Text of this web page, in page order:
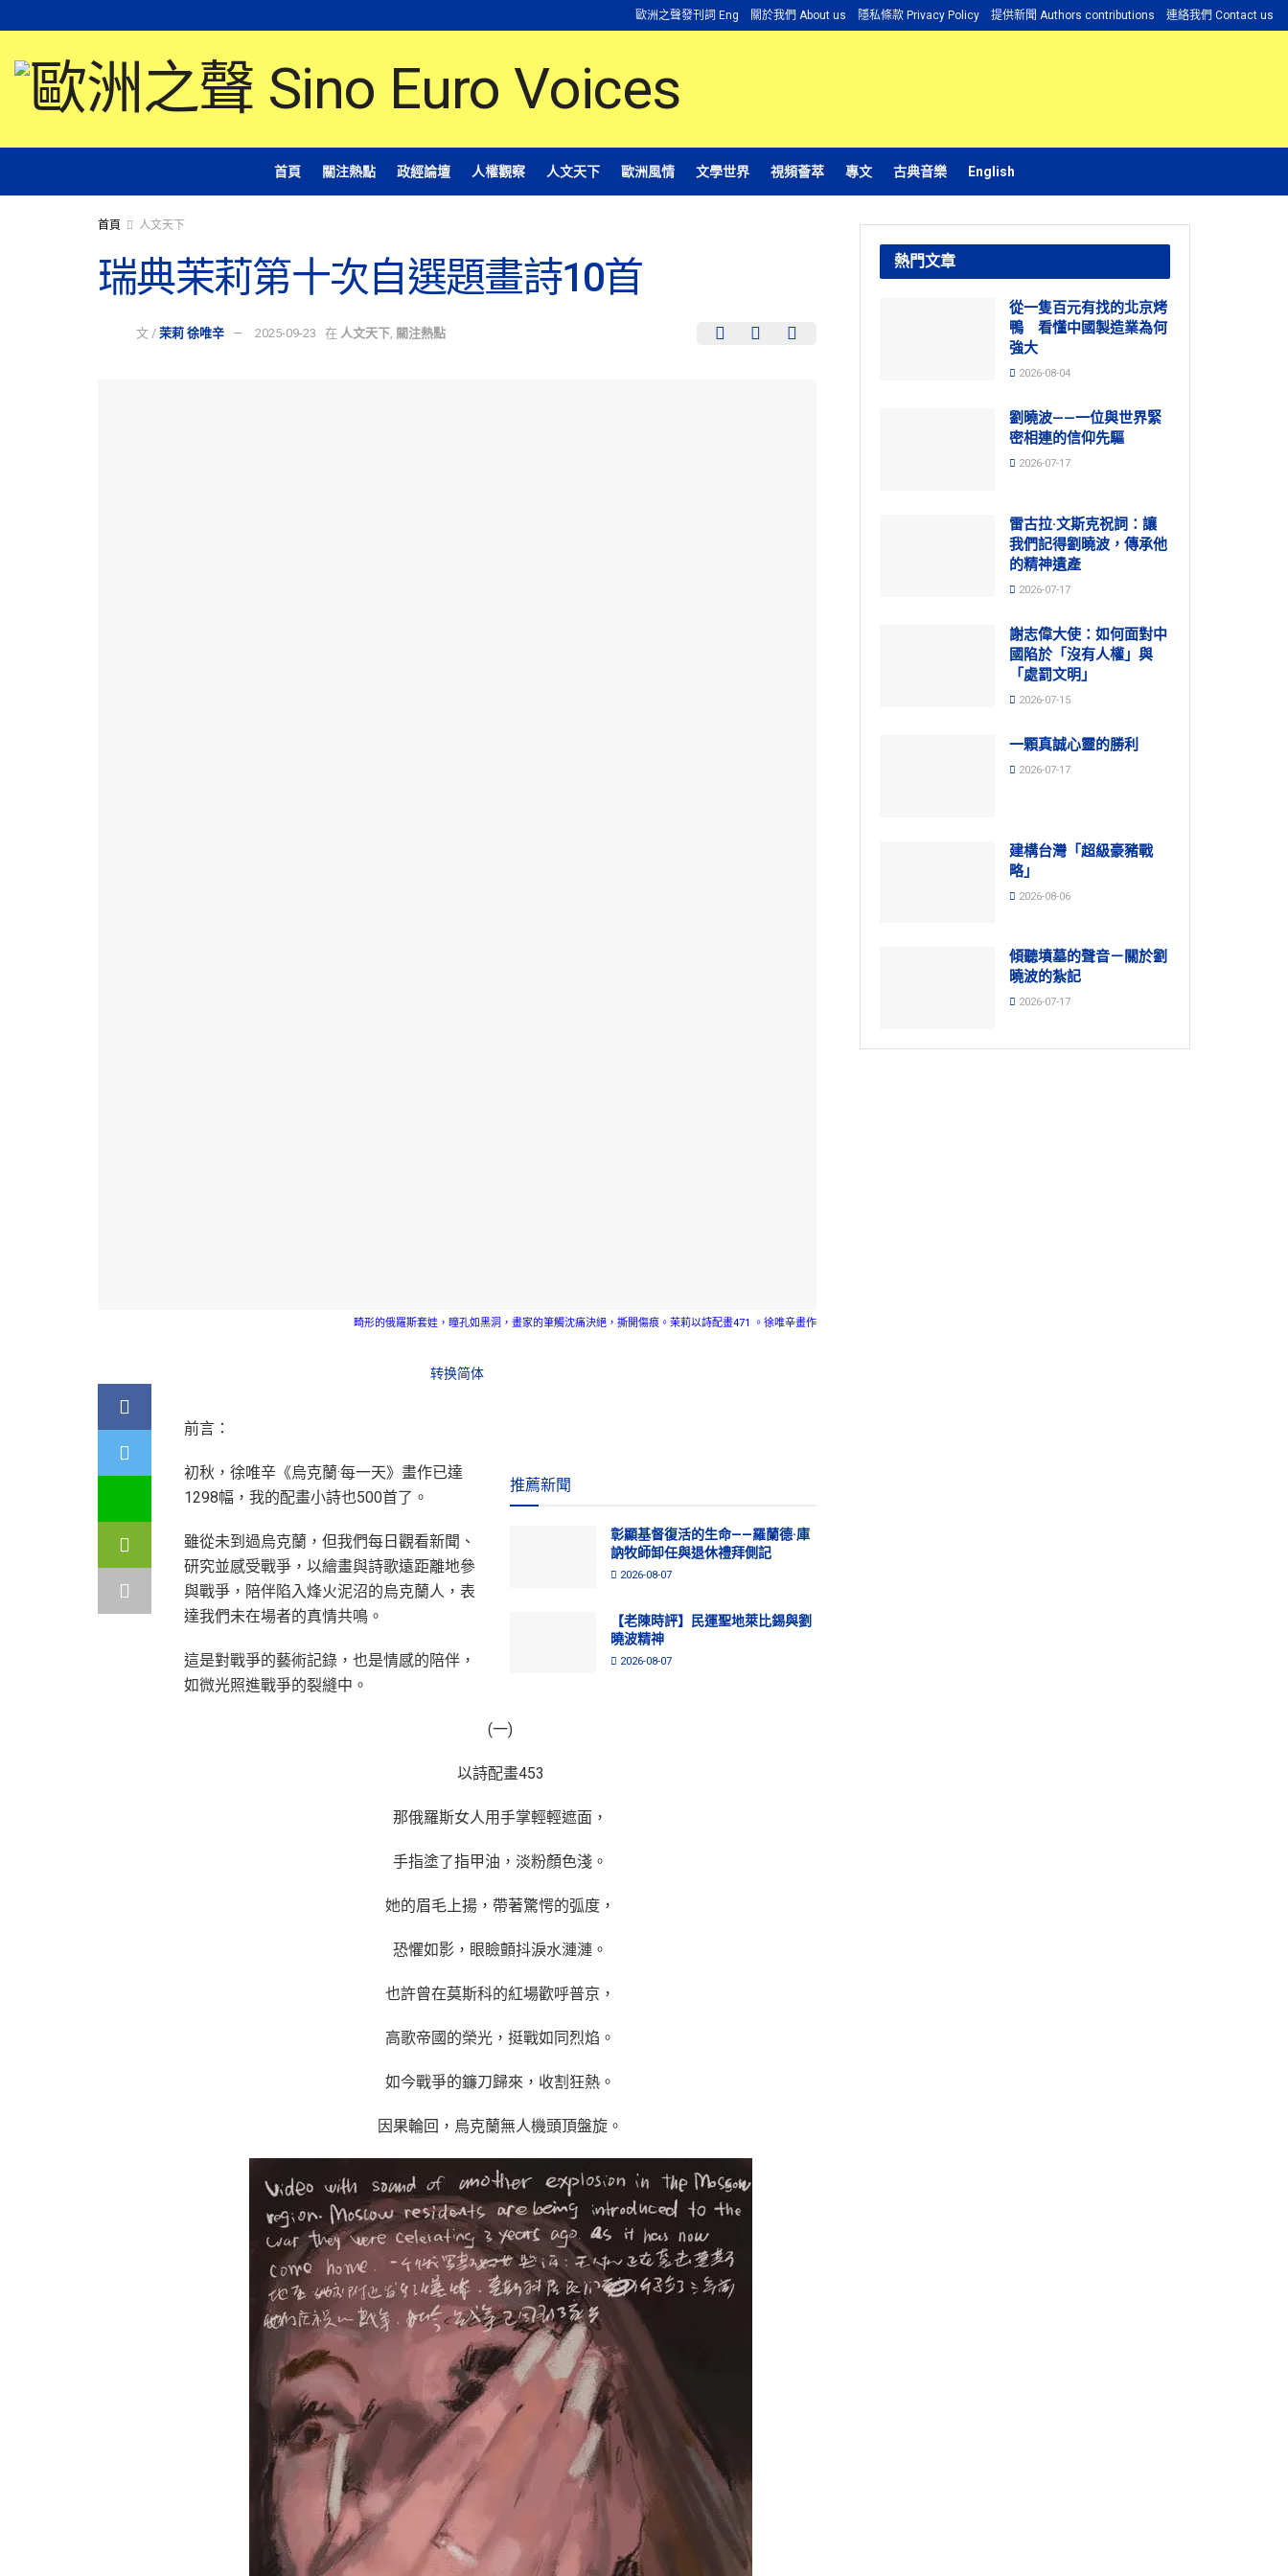
歐洲之聲發刊詞 Eng 關於我們 About us 隱私條款 Privacy Policy 提供新聞 Authors contributions 連絡我們 Contact us
首頁 關注熱點 政經論壇 人權觀察 人文天下 歐洲風情 文學世界 視頻薈萃 專文 古典音樂 English
首頁 人文天下
瑞典茉莉第十次自選題畫詩10首
文 / 茉莉 徐唯辛 2025-09-23 在 人文天下 關注熱點
畸形的俄羅斯套娃，瞳孔如黑洞，畫家的筆觸沈痛決絕，撕開傷痕。茉莉以詩配畫471 。徐唯辛畫作
转换简体
前言：
推薦新聞
彰顯基督復活的生命——羅蘭德·庫
訥牧師卸任與退休禮拜側記
2026-08-07
【老陳時評】民運聖地萊比錫與劉
曉波精神
2026-08-07
初秋，徐唯辛《烏克蘭·每一天》畫作已達
1298幅，我的配畫小詩也500首了。
雖從未到過烏克蘭，但我們每日觀看新聞、
研究並感受戰爭，以繪畫與詩歌遠距離地參
與戰爭，陪伴陷入烽火泥沼的烏克蘭人，表
達我們未在場者的真情共鳴。
這是對戰爭的藝術記錄，也是情感的陪伴，
如微光照進戰爭的裂縫中。
(一)
以詩配畫453
那俄羅斯女人用手掌輕輕遮面，
手指塗了指甲油，淡粉顏色淺。
她的眉毛上揚，帶著驚愕的弧度，
恐懼如影，眼瞼顫抖淚水漣漣。
也許曾在莫斯科的紅場歡呼普京，
高歌帝國的榮光，挺戰如同烈焰。
如今戰爭的鐮刀歸來，收割狂熱。
因果輪回，烏克蘭無人機頭頂盤旋。
熱門文章
從一隻百元有找的北京烤
鴨 看懂中國製造業為何
強大
2026-08-04
劉曉波——一位與世界緊
密相連的信仰先驅
2026-07-17
雷古拉·文斯克祝詞：讓
我們記得劉曉波，傳承他
的精神遺產
2026-07-17
謝志偉大使：如何面對中
國陷於「沒有人權」與
「處罰文明」
2026-07-15
一顆真誠心靈的勝利
2026-07-17
建構台灣「超級豪豬戰
略」
2026-08-06
傾聽墳墓的聲音－關於劉
曉波的紮記
2026-07-17